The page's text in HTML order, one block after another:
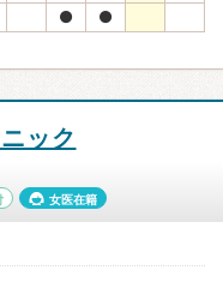
ック
女医在籍